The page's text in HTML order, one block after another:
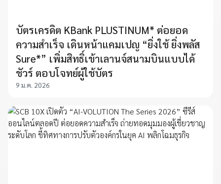
บัตรเครดิต KBank PLUSTINUM* ต่อยอด
ความสำเร็จ เดินหน้าแคมเปญ “ยิ่งใช้ ยิ่งพลัส
Sure*” เพิ่มสิทธิ์เข้าเลานจ์สนามบินแบบได้
ชัวร์ ตอบโจทย์ผู้ใช้บัตร
9 ม.ค. 2026